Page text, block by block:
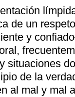
de un
y
situaciones
de la
al mal y mal